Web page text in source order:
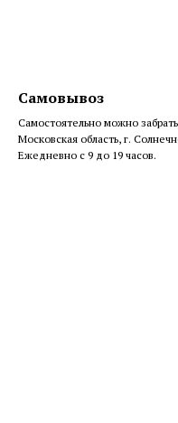
Самовывоз
Самостоятельно можно
Московская область, г.
Ежедневно с 9 до 19 часов.